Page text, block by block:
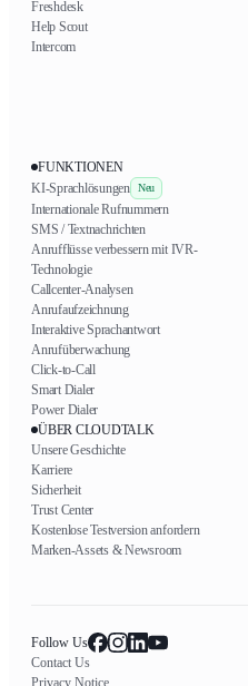
Freshdesk
Help Scout
Intercom
FUNKTIONEN
KI-Sprachlösungen
Neu
Internationale Rufnummern
SMS / Textnachrichten
Anrufflüsse verbessern mit IVR-
Technologie
Callcenter-Analysen
Anrufaufzeichnung
Interaktive Sprachantwort
Anrufüberwachung
Click-to-Call
Smart Dialer
Power Dialer
ÜBER CLOUDTALK
Unsere Geschichte
Karriere
Sicherheit
Trust Center
Kostenlose Testversion anfordern
Marken-Assets & Newsroom
Follow Us
Contact Us
Privacy Notice